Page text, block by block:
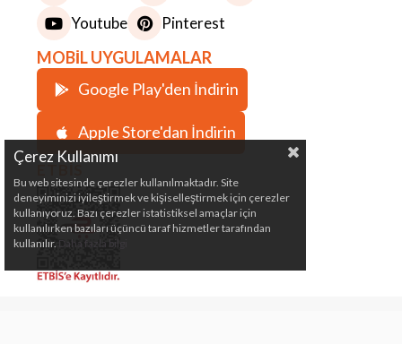
Youtube
Pinterest
MOBİL UYGULAMALAR
Google Play'den İndirin
Apple Store'dan İndirin
Çerez Kullanımı
Bu web sitesinde çerezler kullanılmaktadır. Site
deneyiminizi iyileştirmek ve kişiselleştirmek için çerezler
kullanıyoruz. Bazı çerezler istatistiksel amaçlar için
kullanılırken bazıları üçüncü taraf hizmetler tarafından
kullanılır. Daha fazla bilgi